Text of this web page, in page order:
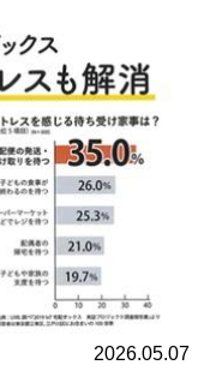
2026.05.07